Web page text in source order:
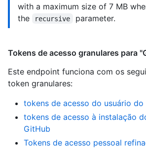
with a maximum size of 7 MB
the
recursive parameter.
Tokens de acesso granulares para
Este endpoint funciona com os
token granulares:
tokens de acesso do usuário
tokens de acesso à instalação
GitHub
Tokens de acesso pessoal